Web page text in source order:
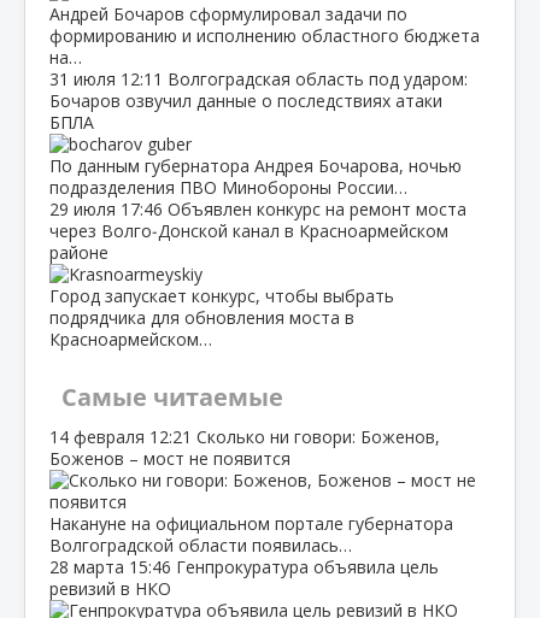
Андрей Бочаров сформулировал задачи по
формированию и исполнению областного бюджета
на…
31 июля 12:11 Волгоградская область под ударом:
Бочаров озвучил данные о последствиях атаки
БПЛА
По данным губернатора Андрея Бочарова, ночью
подразделения ПВО Минобороны России…
29 июля 17:46 Объявлен конкурс на ремонт моста
через Волго‑Донской канал в Красноармейском
районе
Город запускает конкурс, чтобы выбрать
подрядчика для обновления моста в
Красноармейском…
Самые читаемые
14 февраля 12:21 Сколько ни говори: Боженов,
Боженов – мост не появится
Накануне на официальном портале губернатора
Волгоградской области появилась…
28 марта 15:46 Генпрокуратура объявила цель
ревизий в НКО